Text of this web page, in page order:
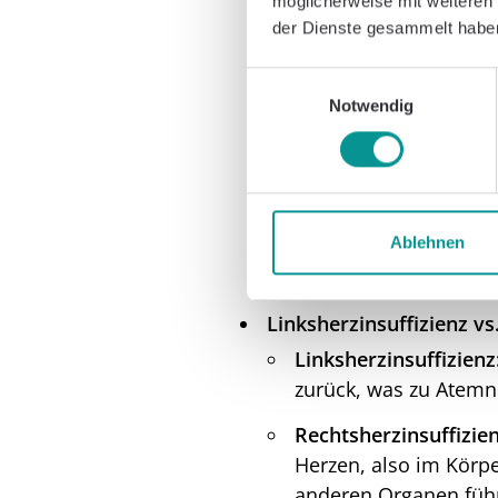
der Dienste gesammelt
Notwendig
Ablehnen
Systolische
Diastolische
Pumpkraft ist an
Herzkammer ist
bei älteren Frauen
Ejektionsfraktion
Linksherzinsuffizienz
zurück, was zu
Herzen, also im